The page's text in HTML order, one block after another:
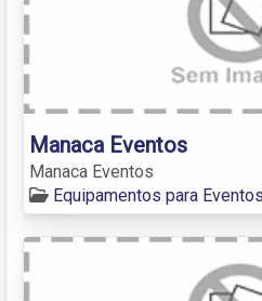
Manaca Eventos
Manaca Eventos
Equipamentos para